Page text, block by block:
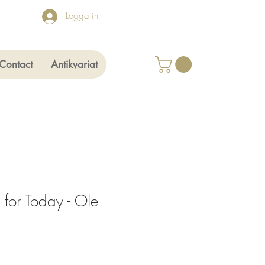
Logga in
Antikvariat
Today - Ole